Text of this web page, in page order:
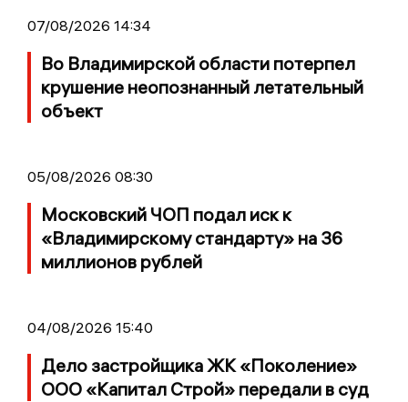
07/08/2026 14:34
Во Владимирской области потерпел
крушение неопознанный летательный
объект
05/08/2026 08:30
Московский ЧОП подал иск к
«Владимирскому стандарту» на 36
миллионов рублей
04/08/2026 15:40
Дело застройщика ЖК «Поколение»
ООО «Капитал Строй» передали в суд